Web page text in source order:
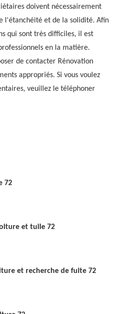
doivent nécessairement
l'étanchéité et de la solidité. Afin
qui sont très difficiles, il est
en la matière.
de contacter Rénovation
appropriés. Si vous voulez
veuillez le téléphoner
72
et tuile 72
et recherche de fuite 72